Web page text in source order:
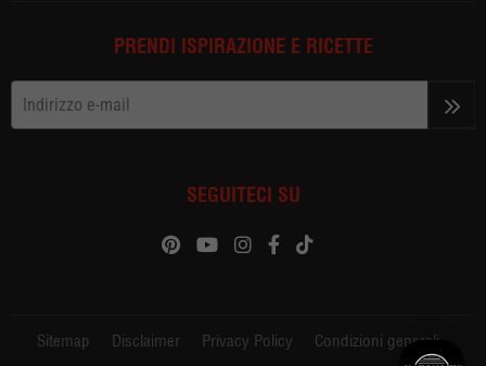
PRENDI ISPIRAZIONE E RICETTE
SEGUITECI SU
Sitemap Disclaimer Privacy Policy Condizioni generali